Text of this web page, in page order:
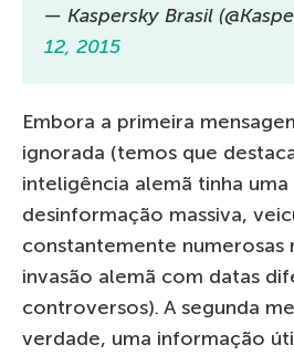
— Kaspersky Brasil
12, 2015
Embora a primeira
ignorada (temos que
inteligência alemã tinha
desinformação massiva,
constantemente numerosas
invasão alemã com datas
controversos). A segunda
verdade, uma informação